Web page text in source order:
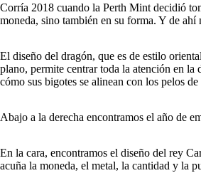
Corría 2018 cuando la Perth Mint decidió
moneda, sino también en su forma. Y de
El diseño del dragón, que es de estilo
plano, permite centrar toda la atención en la
cómo sus bigotes se alinean con los pelos
Abajo a la derecha encontramos el año de
En la cara, encontramos el diseño del rey
acuña la moneda, el metal, la cantidad y la